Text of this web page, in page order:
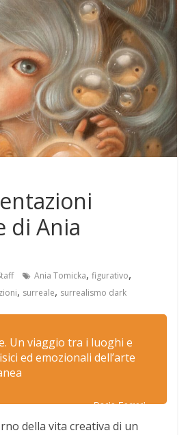
di Ania
Ania Tomicka,figurativo,
, surreale, surrealismo dark
Un viaggio tra i luoghi e
ed emozionali dell’arte
Dario Ferreri
della vita creativa di un